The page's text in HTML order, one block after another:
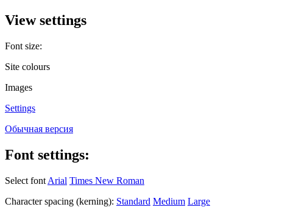
View settings
Font size:
Site colours
Images
Settings
Обычная версия
Font settings:
Select font Arial Times New Roman
Character spacing (kerning): Standard Medium Large